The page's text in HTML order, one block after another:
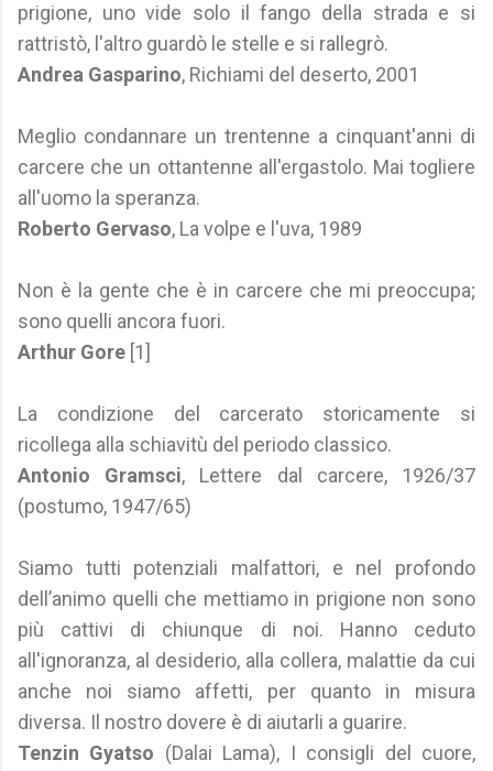
prigione, uno vide solo il fango della strada e si
rattristò, l'altro guardò le stelle e si rallegrò.
Andrea Gasparino, Richiami del deserto, 2001
Meglio condannare un trentenne a cinquant'anni di
carcere che un ottantenne all'ergastolo. Mai togliere
all'uomo la speranza.
Roberto Gervaso, La volpe e l'uva, 1989
Non è la gente che è in carcere che mi preoccupa;
sono quelli ancora fuori.
Arthur Gore [1]
La condizione del carcerato storicamente si
ricollega alla schiavitù del periodo classico.
Antonio Gramsci, Lettere dal carcere, 1926/37
(postumo, 1947/65)
Siamo tutti potenziali malfattori, e nel profondo
dell’animo quelli che mettiamo in prigione non sono
più cattivi di chiunque di noi. Hanno ceduto
all'ignoranza, al desiderio, alla collera, malattie da cui
anche noi siamo affetti, per quanto in misura
diversa. Il nostro dovere è di aiutarli a guarire.
Tenzin Gyatso (Dalai Lama), I consigli del cuore,